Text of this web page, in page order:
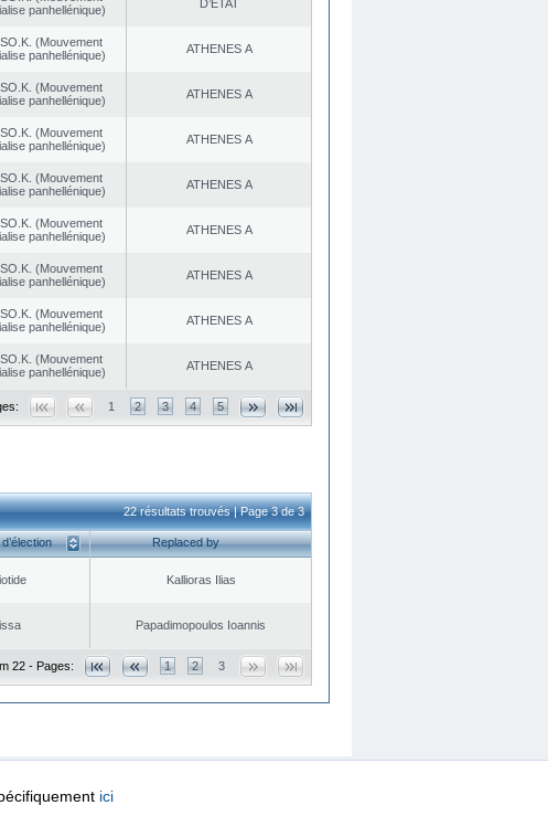
panhellénique)
D’ETAT
(Mouvement
panhellénique)
ATHENES Α
(Mouvement
panhellénique)
ATHENES Α
(Mouvement
panhellénique)
ATHENES Α
(Mouvement
panhellénique)
ATHENES Α
(Mouvement
panhellénique)
ATHENES Α
(Mouvement
panhellénique)
ATHENES Α
(Mouvement
panhellénique)
ATHENES Α
(Mouvement
panhellénique)
ATHENES Α
1 2 3 4 5
22 résultats trouvés | Page 3 de 3
Replaced by
Kallioras Ilias
Papadimopoulos Ioannis
22 - Pages: 1 2 3
ici